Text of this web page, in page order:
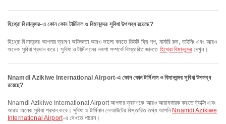
হিথ্রো বিমানবন্দর-এ কোন কোন টার্মিনাল ও বিমানবন্দর সুবিধা উপলব্ধ রয়েছে?
হিথ্রো বিমানবন্দর আপনার ভ্রমণ অভিজ্ঞতা আরও ভালো করতে ডিউটি ফ্রি শপ, নার্সারি রুম, ডাইনিং এবং আরও
অনেক সুবিধা প্রদান করে। সুবিধা ও টার্মিনালের নকশা সম্পর্কে বিস্তারিত জানতে হিথ্রো বিমানবন্দর দেখুন।
Nnamdi Azikiwe International Airport-এ কোন কোন টার্মিনাল ও বিমানবন্দর সুবিধা উপলব্ধ
রয়েছে?
Nnamdi Azikiwe International Airport আপনার ভ্রমণকে আরও আরামদায়ক করতে ট্যাক্সি এবং
আরও অনেক সুবিধা প্রদান করে। সুবিধা ও টার্মিনাল লেআউটের বিস্তারিত তথ্য আপনি Nnamdi Azikiwe
International Airport-এ দেখতে পারেন।